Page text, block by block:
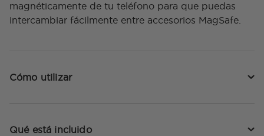
magnéticamente de tu teléfono para que puedas
intercambiar fácilmente entre accesorios MagSafe.
Cómo utilizar
Qué está incluido